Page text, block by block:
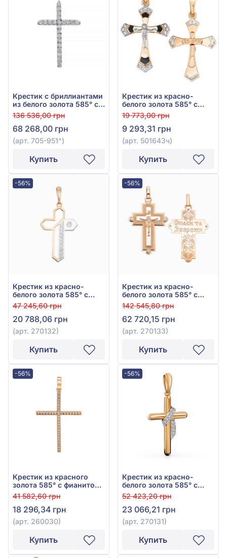
Крестик с бриллиантами
из белого золота 585° с
бриллиантом 0,58ct, арт.
705-951
136 536,00 грн
68 268,00 грн
(арт. 705-951^)
Купить
Крестик из красно-
белого золота 585° с
чёрным фианитом (куб.
цирконий) и эмалью,
арт. 501643ч
19 773,00 грн
9 293,31 грн
(арт. 501643ч)
Купить
-56%
Крестик из красно-
белого золота 585° с
фианитом, арт. 270132
47 245,60 грн
20 788,06 грн
(арт. 270132)
Купить
-56%
Крестик из красно-
белого золота 585° с
фианитом, арт. 270133
142 545,80 грн
62 720,15 грн
(арт. 270133)
Купить
-56%
Крестик из красного
золота 585° с фианитом,
арт. 260030
41 582,60 грн
18 296,34 грн
(арт. 260030)
Купить
-56%
Крестик из красно-
белого золота 585° с
фианитом, арт. 270131
52 423,20 грн
23 066,21 грн
(арт. 270131)
Купить